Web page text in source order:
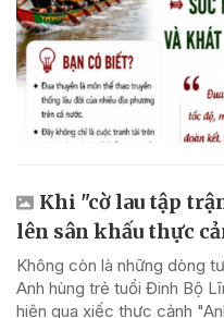
Khi "cờ lau tập
lên sân khấu thực
Không còn là những dòng
Anh hùng trẻ tuổi Đinh Bộ
hiện qua xiếc thực cảnh